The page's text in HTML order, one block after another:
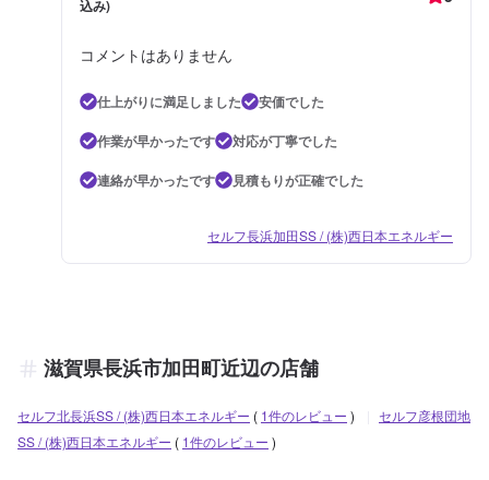
込み)
コメントはありません
仕上がりに満足しました
安価でした
作業が早かったです
対応が丁寧でした
連絡が早かったです
見積もりが正確でした
セルフ長浜加田SS / (株)西日本エネルギー
滋賀県長浜市加田町近辺の店舗
セルフ北長浜SS / (株)西日本エネルギー ( 1件のレビュー )
セルフ彦根団地
SS / (株)西日本エネルギー ( 1件のレビュー )